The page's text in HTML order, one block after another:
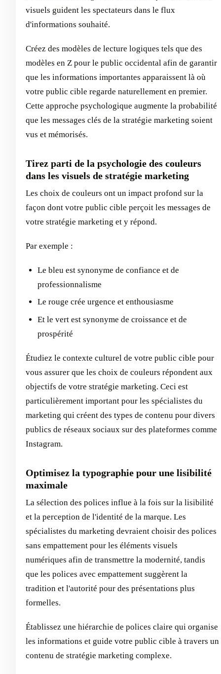
visuels guident les spectateurs dans le flux
d'informations souhaité.
Créez des modèles de lecture logiques tels que des
modèles en Z pour le public occidental afin de garantir
que les informations importantes apparaissent là où
votre public cible regarde naturellement en premier.
Cette approche psychologique augmente la probabilité
que les messages clés de la stratégie marketing soient
vus et mémorisés.
Tirez parti de la psychologie des couleurs
dans les visuels de stratégie marketing
Les choix de couleurs ont un impact profond sur la
façon dont votre public cible perçoit les messages de
votre stratégie marketing et y répond.
Par exemple :
Le bleu est synonyme de confiance et de
professionnalisme
Le rouge crée urgence et enthousiasme
Et le vert est synonyme de croissance et de
prospérité
Étudiez le contexte culturel de votre public cible pour
vous assurer que les choix de couleurs répondent aux
objectifs de votre stratégie marketing. Ceci est
particulièrement important pour les spécialistes du
marketing qui créent des types de contenu pour divers
publics de réseaux sociaux sur des plateformes comme
Instagram.
Optimisez la typographie pour une lisibilité
maximale
La sélection des polices influe à la fois sur la lisibilité
et la perception de l'identité de la marque. Les
spécialistes du marketing devraient choisir des polices
sans empattement pour les éléments visuels
numériques afin de transmettre la modernité, tandis
que les polices avec empattement suggèrent la
tradition et l'autorité pour des présentations plus
formelles.
Établissez une hiérarchie de polices claire qui organise
les informations et guide votre public cible à travers un
contenu de stratégie marketing complexe.